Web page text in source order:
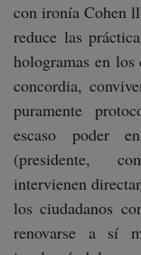
con ironía Cohen
reduce las
hologramas en los
concordia,
puramente
escaso poder
(presidente,
intervienen
los ciudadanos
renovarse a sí